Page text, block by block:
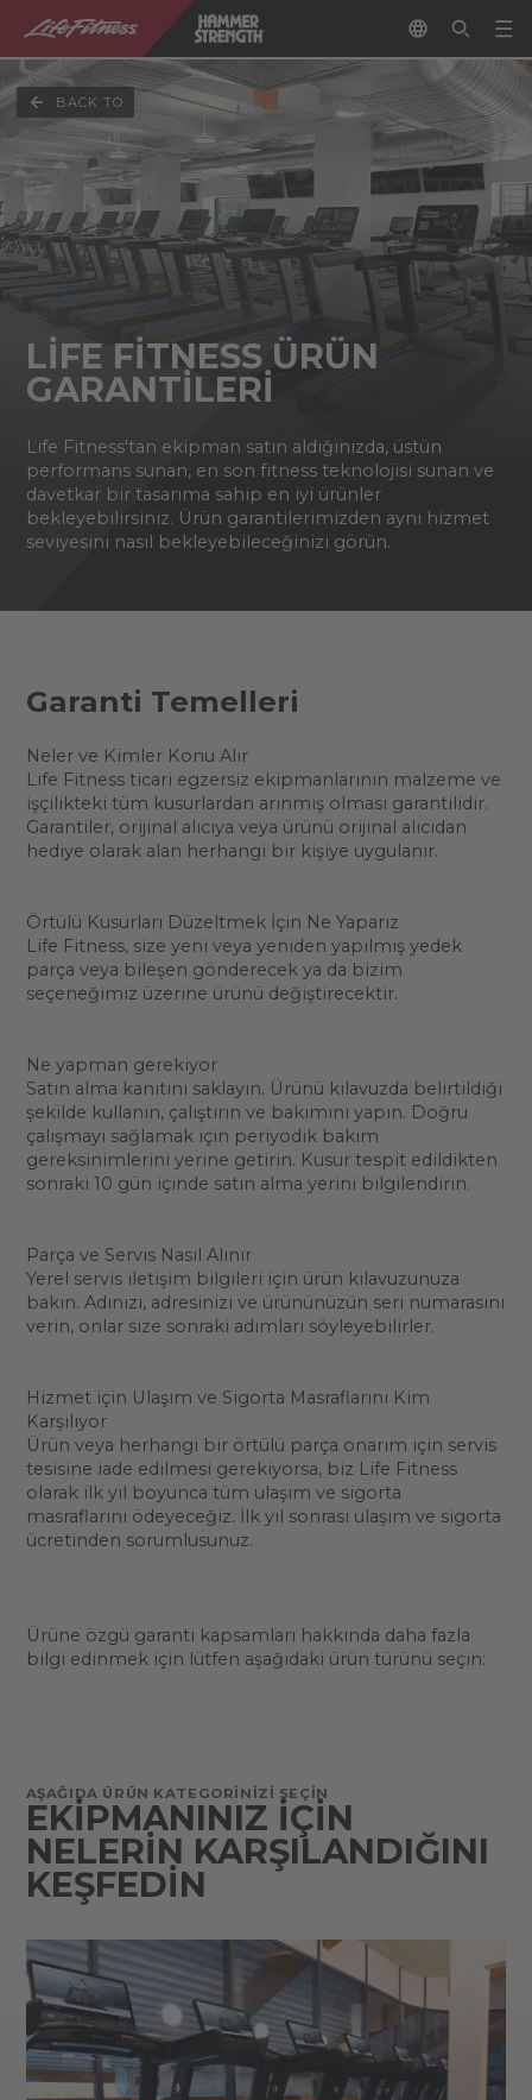
BACK TO
LIFE FITNESS ÜRÜN
GARANTILERI
Life Fitness'tan ekipman satın aldığınızda, üstün
performans sunan, en son fitness teknolojisi sunan ve
davetkar bir tasarıma sahip en iyi ürünler
bekleyebilirsiniz. Ürün garantilerimizden aynı hizmet
seviyesini nasıl bekleyebileceğinizi görün.
Garanti Temelleri
Neler ve Kimler Konu Alır
Life Fitness ticari egzersiz ekipmanlarının malzeme ve
işçilikteki tüm kusurlardan arınmış olması garantilidir.
Garantiler, orijinal alıcıya veya ürünü orijinal alıcıdan
hediye olarak alan herhangi bir kişiye uygulanır.
Örtülü Kusurları Düzeltmek İçin Ne Yaparız
Life Fitness, size yeni veya yeniden yapılmış yedek
parça veya bileşen gönderecek ya da bizim
seçeneğimiz üzerine ürünü değiştirecektir.
Ne yapman gerekiyor
Satın alma kanıtını saklayın. Ürünü kılavuzda belirtildiği
şekilde kullanın, çalıştırın ve bakımını yapın. Doğru
çalışmayı sağlamak için periyodik bakım
gereksinimlerini yerine getirin. Kusur tespit edildikten
sonraki 10 gün içinde satın alma yerini bilgilendirin.
Parça ve Servis Nasıl Alınır
Yerel servis iletişim bilgileri için ürün kılavuzunuza
bakın. Adınızı, adresinizi ve ürününüzün seri numarasını
verin, onlar size sonraki adımları söyleyebilirler.
Hizmet için Ulaşım ve Sigorta Masraflarını Kim
Karşılıyor
Ürün veya herhangi bir örtülü parça onarım için servis
tesisine iade edilmesi gerekiyorsa, biz Life Fitness
olarak ilk yıl boyunca tüm ulaşım ve sigorta
masraflarını ödeyeceğiz. İlk yıl sonrası ulaşım ve sigorta
ücretinden sorumlusunuz.
Ürüne özgü garanti kapsamları hakkında daha fazla
bilgi edinmek için lütfen aşağıdaki ürün türünü seçin:
AŞAĞIDA ÜRÜN KATEGORINIZI SEÇIN
EKIPMANINIZ IÇIN
NELERIN KARŞILANDIĞINI
KEŞFEDIN